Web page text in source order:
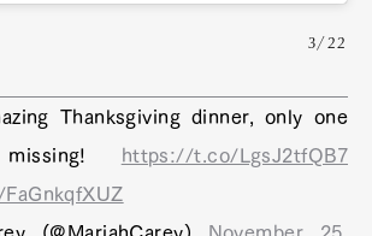
3/22
Thanksgiving dinner, only one
https://t.co/LgsJ2tfQB7
(@MariahCarey) November 25,